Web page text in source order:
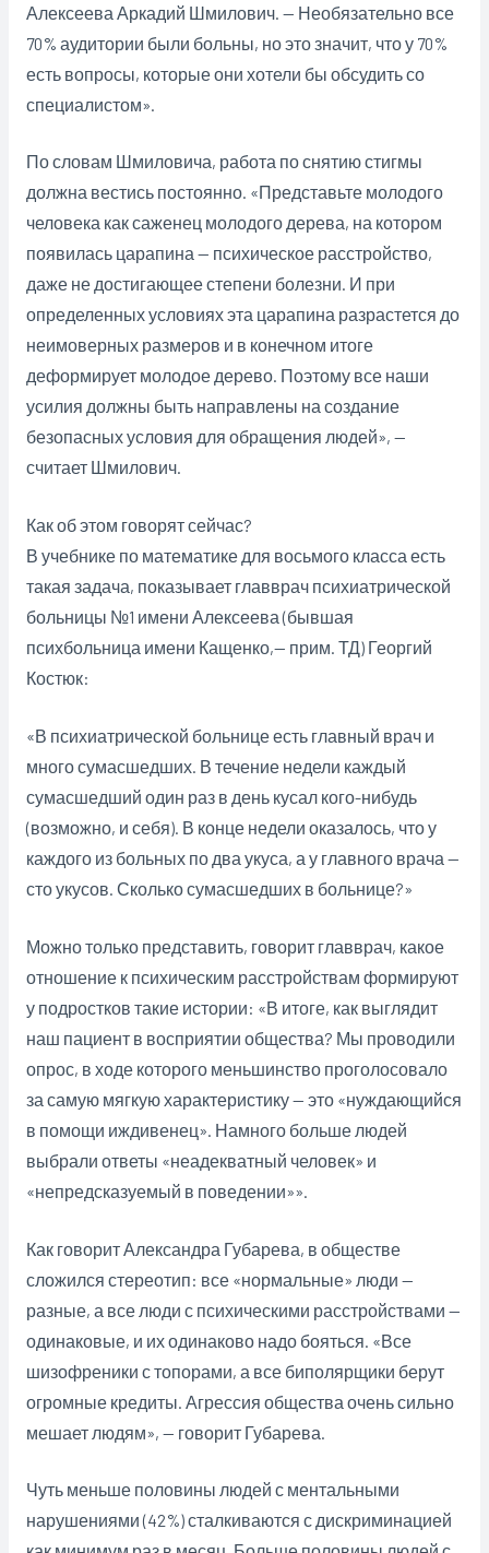
Алексеева Аркадий Шмилович. — Необязательно все
70% аудитории были больны, но это значит, что у 70%
есть вопросы, которые они хотели бы обсудить со
специалистом».
По словам Шмиловича, работа по снятию стигмы
должна вестись постоянно. «Представьте молодого
человека как саженец молодого дерева, на котором
появилась царапина — психическое расстройство,
даже не достигающее степени болезни. И при
определенных условиях эта царапина разрастется до
неимоверных размеров и в конечном итоге
деформирует молодое дерево. Поэтому все наши
усилия должны быть направлены на создание
безопасных условия для обращения людей», —
считает Шмилович.
Как об этом говорят сейчас?
В учебнике по математике для восьмого класса есть
такая задача, показывает главврач психиатрической
больницы №1 имени Алексеева (бывшая
психбольница имени Кащенко,— прим. ТД) Георгий
Костюк:
«В психиатрической больнице есть главный врач и
много сумасшедших. В течение недели каждый
сумасшедший один раз в день кусал кого-нибудь
(возможно, и себя). В конце недели оказалось, что у
каждого из больных по два укуса, а у главного врача —
сто укусов. Сколько сумасшедших в больнице?»
Можно только представить, говорит главврач, какое
отношение к психическим расстройствам формируют
у подростков такие истории: «В итоге, как выглядит
наш пациент в восприятии общества? Мы проводили
опрос, в ходе которого меньшинство проголосовало
за самую мягкую характеристику — это «нуждающийся
в помощи иждивенец». Намного больше людей
выбрали ответы «неадекватный человек» и
«непредсказуемый в поведении»».
Как говорит Александра Губарева, в обществе
сложился стереотип: все «нормальные» люди —
разные, а все люди с психическими расстройствами —
одинаковые, и их одинаково надо бояться. «Все
шизофреники с топорами, а все биполярщики берут
огромные кредиты. Агрессия общества очень сильно
мешает людям», — говорит Губарева.
Чуть меньше половины людей с ментальными
нарушениями (42%) сталкиваются с дискриминацией